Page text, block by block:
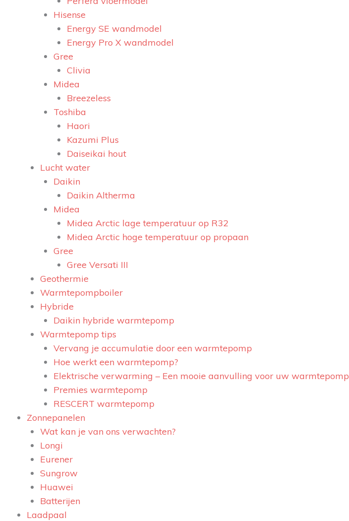
Hisense
Energy SE wandmodel
Energy Pro X wandmodel
Gree
Clivia
Midea
Breezeless
Toshiba
Haori
Kazumi Plus
Daiseikai hout
Lucht water
Daikin
Daikin Altherma
Midea
Midea Arctic lage temperatuur op R32
Midea Arctic hoge temperatuur op propaan
Gree
Gree Versati III
Geothermie
Warmtepompboiler
Hybride
Daikin hybride warmtepomp
Warmtepomp tips
Vervang je accumulatie door een warmtepomp
Hoe werkt een warmtepomp?
Elektrische verwarming – Een mooie aanvulling voor uw warmtepomp
Premies warmtepomp
RESCERT warmtepomp
Zonnepanelen
Wat kan je van ons verwachten?
Longi
Eurener
Sungrow
Huawei
Batterijen
Laadpaal